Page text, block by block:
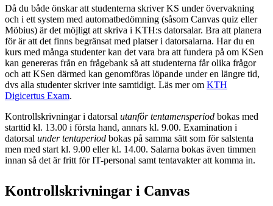
Då du både önskar att studenterna skriver KS under övervakning
och i ett system med automatbedömning (såsom Canvas quiz eller
Möbius) är det möjligt att skriva i KTH:s datorsalar. Bra att planera
för är att det finns begränsat med platser i datorsalarna. Har du en
kurs med många studenter kan det vara bra att fundera på om KSen
kan genereras från en frågebank så att studenterna får olika frågor
och att KSen därmed kan genomföras löpande under en längre tid,
dvs alla studenter skriver inte samtidigt. Läs mer om KTH
Digicertus Exam.
Kontrollskrivningar i datorsal utanför tentamensperiod bokas med
starttid kl. 13.00 i första hand, annars kl. 9.00. Examination i
datorsal under tentaperiod bokas på samma sätt som för salstenta
men med start kl. 9.00 eller kl. 14.00. Salarna bokas även timmen
innan så det är fritt för IT-personal samt tentavakter att komma in.
Kontrollskrivningar i Canvas